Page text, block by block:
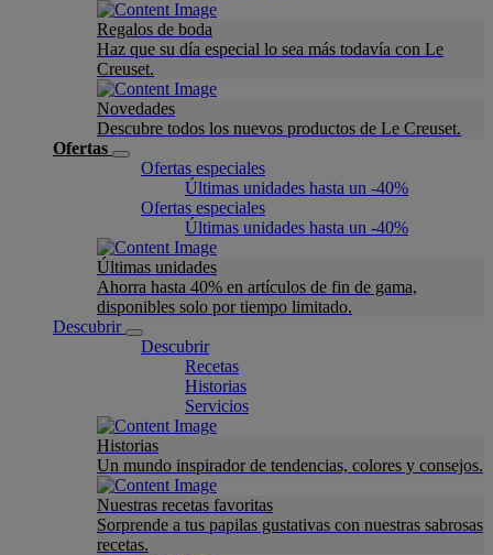
Regalos de boda
Haz que su día especial lo sea más todavía con Le
Creuset.
Novedades
Descubre todos los nuevos productos de Le Creuset.
Ofertas
Ofertas especiales
Últimas unidades hasta un -40%
Ofertas especiales
Últimas unidades hasta un -40%
Últimas unidades
Ahorra hasta 40% en artículos de fin de gama,
disponibles solo por tiempo limitado.
Descubrir
Descubrir
Recetas
Historias
Servicios
Historias
Un mundo inspirador de tendencias, colores y consejos.
Nuestras recetas favoritas
Sorprende a tus papilas gustativas con nuestras sabrosas
recetas.